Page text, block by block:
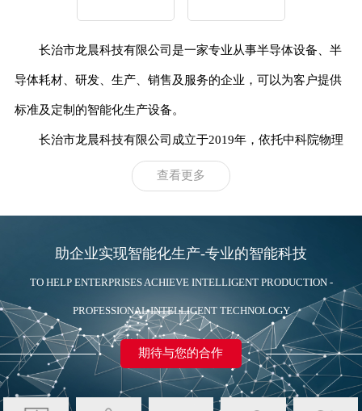
长治市龙晨科技有限公司 是一家专业从事半导体设备、半
导体耗材、研发、生产、销售及服务的企业， 可以为客户提供
标准及定制的智能化生产设备。
长治市龙晨科技有限公司 成立于2019年，依托中科院物理
所的技术，集结了一批行内专家、精 英等人才。致力于超硬材
查看更多
助企业实现智能化生产-专业的智能科技
TO HELP ENTERPRISES ACHIEVE INTELLIGENT PRODUCTION -
PROFESSIONAL INTELLIGENT TECHNOLOGY
期待与您的合作